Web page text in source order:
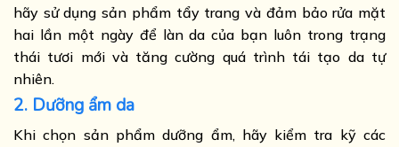
hãy sử dụng sản phẩm tẩy trang và đảm bảo rửa mặt
hai lần một ngày để làn da của bạn luôn trong trạng
thái tươi mới và tăng cường quá trình tái tạo da tự
nhiên.
2. Dưỡng ẩm da
Khi chọn sản phẩm dưỡng ẩm, hãy kiểm tra kỹ các